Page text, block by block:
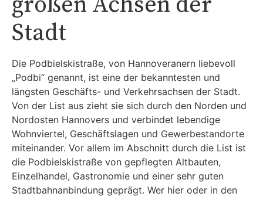
Stadt
Die Podbielskistraße, von Hannoveranern liebevoll
„Podbi“ genannt, ist eine der bekanntesten und
längsten Geschäfts- und Verkehrsachsen der Stadt.
Von der List aus zieht sie sich durch den Norden und
Nordosten Hannovers und verbindet lebendige
Wohnviertel, Geschäftslagen und Gewerbestandorte
miteinander. Vor allem im Abschnitt durch die List ist
die Podbielskistraße von gepflegten Altbauten,
Einzelhandel, Gastronomie und einer sehr guten
Stadtbahnanbindung geprägt. Wer hier oder in den